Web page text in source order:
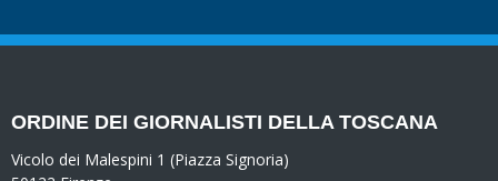
ORDINE DEI GIORNALISTI DELLA TOSCANA
Vicolo dei Malespini 1 (Piazza Signoria)